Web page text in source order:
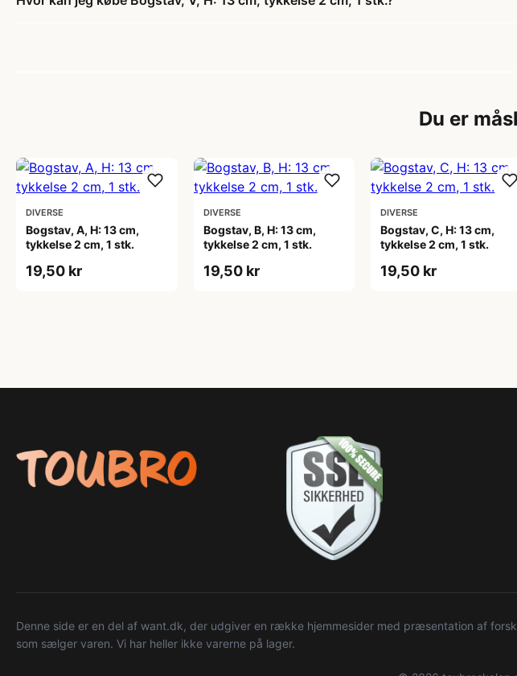
Du er
DIVERSE
Bogstav, A, H: 13 cm,
tykkelse 2 cm, 1 stk.
19,50 kr
DIVERSE
Bogstav, B, H: 13 cm,
tykkelse 2 cm, 1 stk.
19,50 kr
DIVERSE
Bogstav, C, H: 13 cm,
tykkelse 2 cm, 1 stk.
19,50 kr
Denne side er en del af want.dk, der udgiver en række hjemmesider med præsentation af
som sælger varen. Vi har heller ikke varerne på lager.